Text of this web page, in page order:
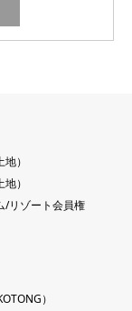
）
）
/リゾート会員権
）